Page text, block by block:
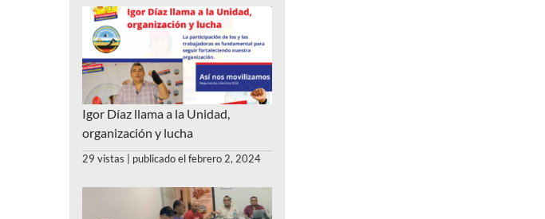
Igor Díaz llama a la Unidad,
organización y lucha
29 vistas publicado el febrero 2, 2024